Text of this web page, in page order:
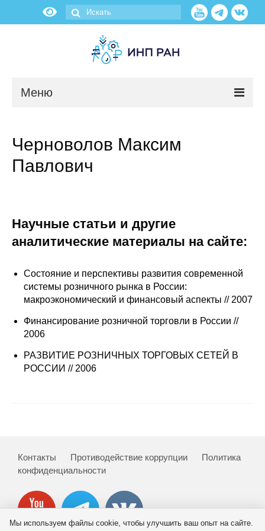
Меню
О нас
Администрация
Отчетность
Противодействие коррупции
Материалы для СМИ
Проблемы прогнозирования
О журнале
Номера журналов
Черноволов Максим
Павлович
Научные статьи и другие
аналитические материалы на сайте:
Состояние и перспективы развития современной
системы розничного рынка в России:
макроэкономический и финансовый аспекты // 2007
Финансирование розничной торговли в России //
2006
РАЗВИТИЕ РОЗНИЧНЫХ ТОРГОВЫХ СЕТЕЙ В
РОССИИ // 2006
Контакты Противодействие коррупции
Политика
конфиденциальности
Мы используем файлы cookie, чтобы улучшить ваш опыт на сайте.